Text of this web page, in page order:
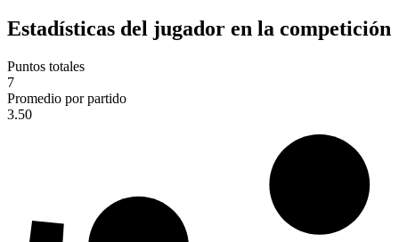
Estadísticas del jugador en la competición
Puntos totales
7
Promedio por partido
3.50